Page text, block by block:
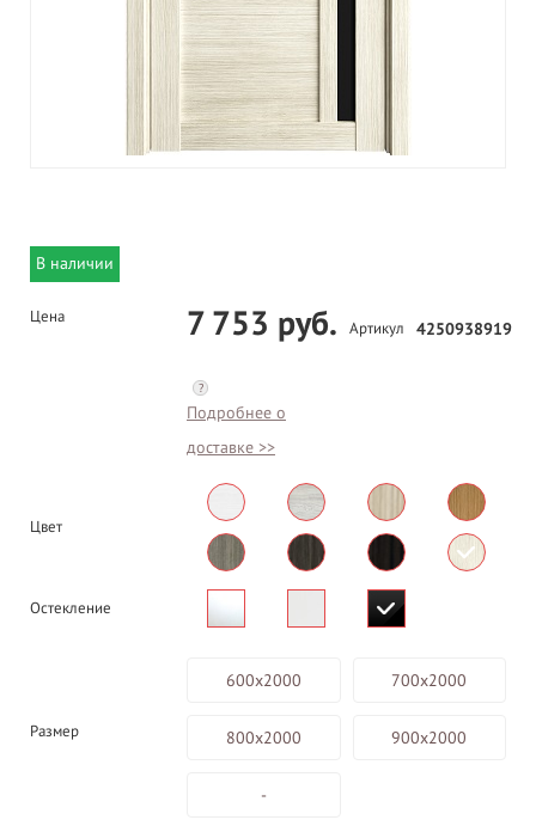
В наличии
Цена 7 753 руб.
?
Подробнее о
доставке >>
Артикул 4250938919
Цвет
Остекление
Размер
600х2000 700х2000
800х2000 900х2000
-